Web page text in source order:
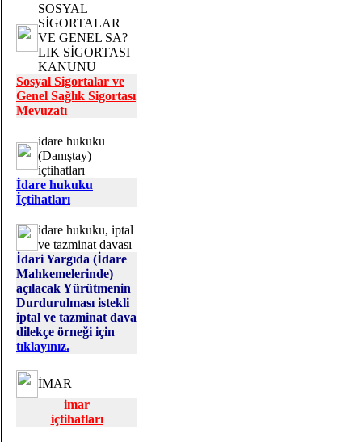
SOSYAL
SİGORTALAR
VE GENEL SA?
LIK SİGORTASI
KANUNU
Sosyal Sigortalar ve
Genel Sağlık Sigortası
Mevuzatı
idare hukuku
(Danıştay)
içtihatları
İdare hukuku
İçtihatları
idare hukuku, iptal
ve tazminat davası
İdari Yargıda (İdare
Mahkemelerinde)
açılacak Yürütmenin
Durdurulması istekli
iptal ve tazminat dava
dilekçe örneği için
tıklayınız.
İMAR
imar
içtihatları